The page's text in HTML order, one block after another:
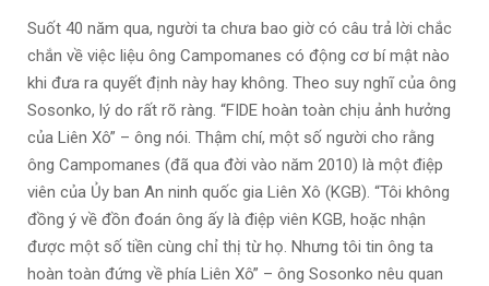
Suốt 40 năm qua, người ta chưa bao giờ có câu trả lời chắc
chắn về việc liệu ông Campomanes có động cơ bí mật nào
khi đưa ra quyết định này hay không. Theo suy nghĩ của ông
Sosonko, lý do rất rõ ràng. “FIDE hoàn toàn chịu ảnh hưởng
của Liên Xô” – ông nói. Thậm chí, một số người cho rằng
ông Campomanes (đã qua đời vào năm 2010) là một điệp
viên của Ủy ban An ninh quốc gia Liên Xô (KGB). “Tôi không
đồng ý về đồn đoán ông ấy là điệp viên KGB, hoặc nhận
được một số tiền cùng chỉ thị từ họ. Nhưng tôi tin ông ta
hoàn toàn đứng về phía Liên Xô” – ông Sosonko nêu quan